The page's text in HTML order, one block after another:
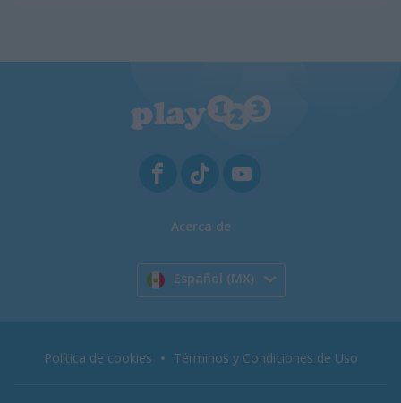
Acerca de
Español (MX)
Política de cookies Términos y Condiciones de Uso